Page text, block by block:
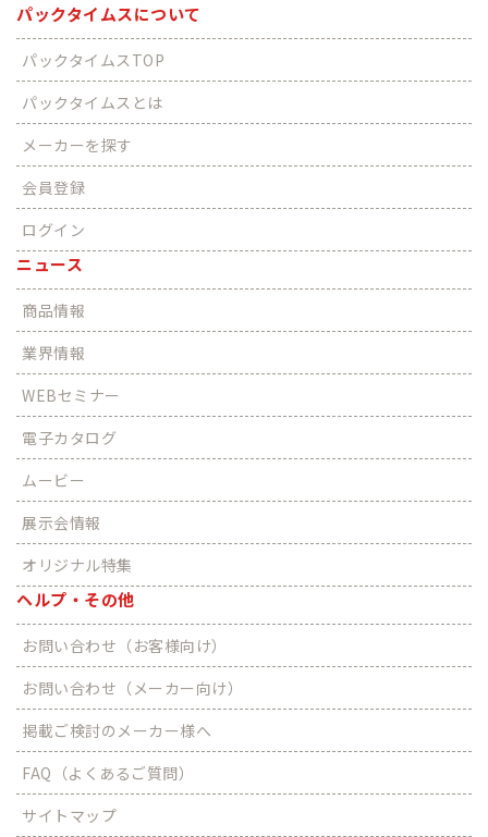
パックタイムスについて
パックタイムスTOP
パックタイムスとは
メーカーを探す
会員登録
ログイン
ニュース
商品情報
業界情報
WEBセミナー
電子カタログ
ムービー
展示会情報
オリジナル特集
ヘルプ・その他
お問い合わせ（お客様向け）
お問い合わせ（メーカー向け）
掲載ご検討のメーカー様へ
FAQ（よくあるご質問）
サイトマップ